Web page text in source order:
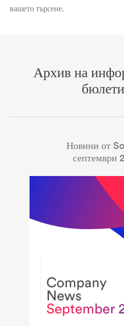
вашето търсене.
Архив на
Новини от
септември